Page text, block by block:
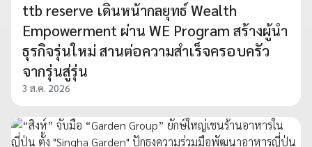
ttb reserve เดินหน้ากลยุทธ์ Wealth
Empowerment ผ่าน WE Program สร้างผู้นำ
ธุรกิจรุ่นใหม่ สานต่อความสำเร็จครอบครัว
จากรุ่นสู่รุ่น
3 ส.ค. 2026